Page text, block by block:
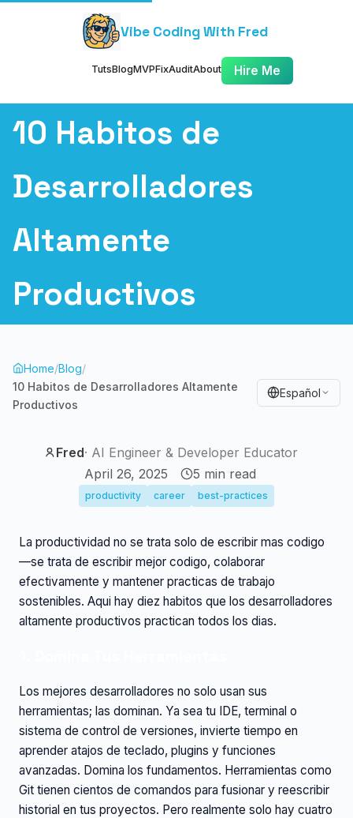
Vibe Coding With Fred
TutsBlogMVPFixAuditAbout Hire Me
10 Habitos de
Desarrolladores
Altamente
Productivos
Home/Blog/
10 Habitos de Desarrolladores Altamente
Productivos
Español
Fred· AI Engineer & Developer Educator
April 26, 2025
5 min read
productivity career best-practices
La productividad no se trata solo de escribir mas codigo
—se trata de escribir mejor codigo, colaborar
efectivamente y mantener practicas de trabajo
sostenibles. Aqui hay diez habitos que los desarrolladores
altamente productivos practican todos los dias.
Los mejores desarrolladores no solo usan sus
herramientas; las dominan. Ya sea tu IDE, terminal o
sistema de control de versiones, invierte tiempo en
aprender atajos de teclado, plugins y funciones
avanzadas. Domina los fundamentos. Herramientas como
Git tienen cientos de comandos para fusionar y reescribir
historial en tus proyectos. Pero realmente solo hay cuatro